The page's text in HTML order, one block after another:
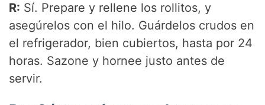
R: Sí. Prepare y rellene los rollitos, y
asegúrelos con el hilo. Guárdelos crudos en
el refrigerador, bien cubiertos, hasta por 24
horas. Sazone y hornee justo antes de
servir.